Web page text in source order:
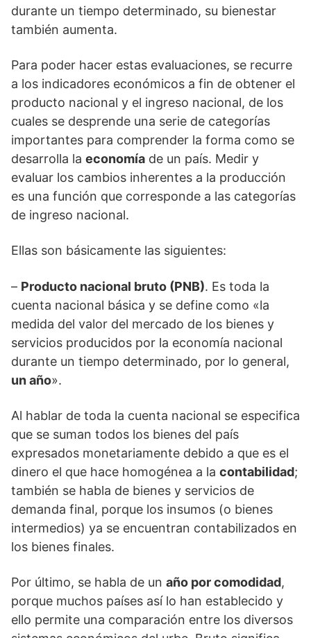
durante un tiempo determinado, su bienestar
también aumenta.
Para poder hacer estas evaluaciones, se recurre
a los indicadores económicos a fin de obtener el
producto nacional y el ingreso nacional, de los
cuales se desprende una serie de categorías
importantes para comprender la forma como se
desarrolla la economía de un país. Medir y
evaluar los cambios inherentes a la producción
es una función que corresponde a las categorías
de ingreso nacional.
Ellas son básicamente las siguientes:
– Producto nacional bruto (PNB). Es toda la
cuenta nacional básica y se define como «la
medida del valor del mercado de los bienes y
servicios producidos por la economía nacional
durante un tiempo determinado, por lo general,
un año».
Al hablar de toda la cuenta nacional se especifica
que se suman todos los bienes del país
expresados monetariamente debido a que es el
dinero el que hace homogénea a la contabilidad;
también se habla de bienes y servicios de
demanda final, porque los insumos (o bienes
intermedios) ya se encuentran contabilizados en
los bienes finales.
Por último, se habla de un año por comodidad,
porque muchos países así lo han establecido y
ello permite una comparación entre los diversos